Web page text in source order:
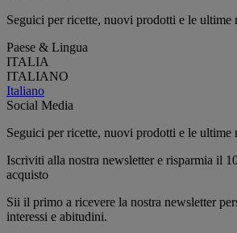
Seguici per ricette, nuovi prodotti e le ultime
Paese & Lingua
ITALIA
ITALIANO
Italiano
Social Media
Seguici per ricette, nuovi prodotti e le ultime
Iscriviti alla nostra newsletter e risparmia il
acquisto
Sii il primo a ricevere la nostra newsletter
interessi e abitudini.